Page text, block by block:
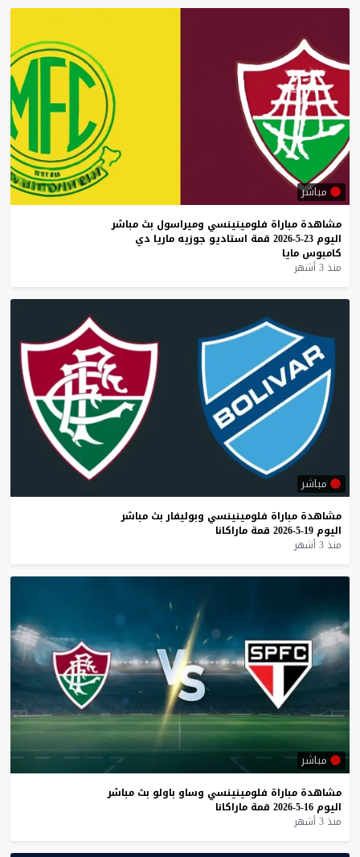
مباشر
مشاهدة مباراة فلومينينسي وميراسول بث مباشر
اليوم 23-5-2026 قمة استاديو جوزيه ماريا دي
كامبوس مايا
منذ 3 أشهر
مباشر
مشاهدة مباراة فلومينينسي وبوليفار بث مباشر
اليوم 19-5-2026 قمة ماراكانا
منذ 3 أشهر
مباشر
مشاهدة مباراة فلومينينسي وساو باولو بث مباشر
اليوم 16-5-2026 قمة ماراكانا
منذ 3 أشهر